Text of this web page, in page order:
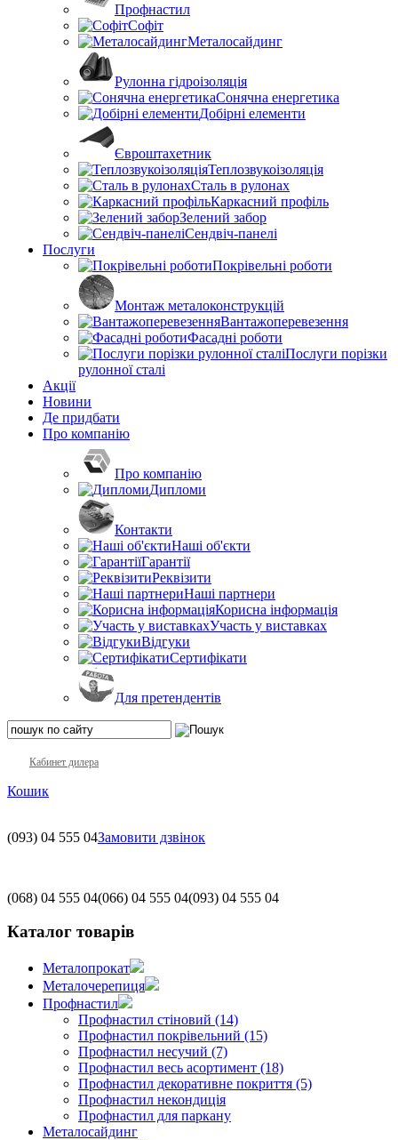
Профнастил
Софіт
Металосайдинг
Рулонна гідроізоляція
Сонячна енергетика
Добірні елементи
Євроштахетник
Теплозвукоізоляція
Сталь в рулонах
Каркасний профіль
Зелений забор
Сендвіч-панелі
Послуги
Покрівельні роботи
Монтаж металоконструкцій
Вантажоперевезення
Фасадні роботи
Послуги порізки
рулонної сталі
Акції
Новини
Де придбати
Про компанію
Про компанію
Дипломи
Контакти
Наші об'єкти
Гарантії
Реквізити
Наші партнери
Корисна інформація
Участь у виставках
Відгуки
Сертифікати
Для претендентів
Кабинет дилера
Кошик
(093) 04 555 04Замовити дзвінок
(068) 04 555 04(066) 04 555 04(093) 04 555 04
Каталог товарів
Металопрокат
Металочерепиця
Профнастил
Профнастил стіновий (14)
Профнастил покрівельний (15)
Профнастил несучий (7)
Профнастил весь асортимент (18)
Профнастил декоративне покриття (5)
Профнастил некондиція
Профнастил для паркану
Металосайдинг